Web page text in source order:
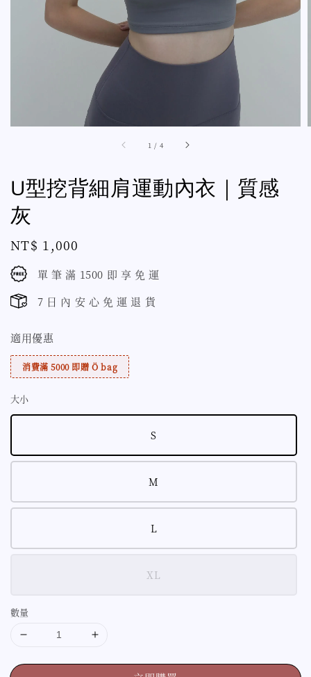
1 / 4
U型挖背細肩運動內衣｜質感
灰
Regular
price
NT$ 1,000
單 筆 滿 1500 即 享 免 運
7 日 內 安 心 免 運 退 貨
適用優惠
消費滿 5000 即贈 Ö bag
大小
S
M
L
XL
數量